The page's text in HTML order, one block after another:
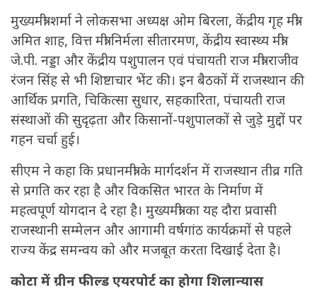
मुख्यमंत्री शर्मा ने लोकसभा अध्यक्ष ओम बिरला, केंद्रीय गृह मंत्री
अमित शाह, वित्त मंत्री निर्मला सीतारमण, केंद्रीय स्वास्थ्य मंत्री
जे.पी. नड्डा और केंद्रीय पशुपालन एवं पंचायती राज मंत्री राजीव
रंजन सिंह से भी शिष्टाचार भेंट की। इन बैठकों में राजस्थान की
आर्थिक प्रगति, चिकित्सा सुधार, सहकारिता, पंचायती राज
संस्थाओं की सुदृढ़ता और किसानों-पशुपालकों से जुड़े मुद्दों पर
गहन चर्चा हुई।
सीएम ने कहा कि प्रधानमंत्री के मार्गदर्शन में राजस्थान तीव्र गति
से प्रगति कर रहा है और विकसित भारत के निर्माण में
महत्वपूर्ण योगदान दे रहा है। मुख्यमंत्री का यह दौरा प्रवासी
राजस्थानी सम्मेलन और आगामी वर्षगांठ कार्यक्रमों से पहले
राज्य केंद्र समन्वय को और मजबूत करता दिखाई देता है।
कोटा में ग्रीन फील्ड एयरपोर्ट का होगा शिलान्यास